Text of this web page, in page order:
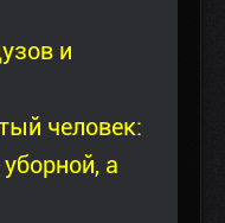
и
человек:
а